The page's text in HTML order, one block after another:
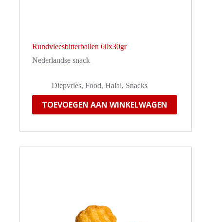
Rundvleesbitterballen 60x30gr
Nederlandse snack
Diepvries, Food, Halal, Snacks
TOEVOEGEN AAN WINKELWAGEN